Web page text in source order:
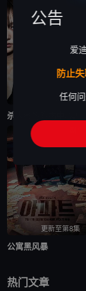
更新至第6集
杀人者的购物中心2
更新至第8集
公寓黑风暴
热门文章
公告
爱
防止
任何